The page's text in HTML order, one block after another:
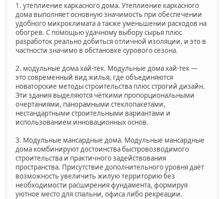
1. утеплиение каркасного дома. Утеплиение каркасного
дома выполняет основную значимость при обеспечении
удобного микроклимата а также уменьшении расходов на
обогрев. С помощью удачному выбору сырья плюс
разработок реально добиться отличной изоляции, и это в
частности значимо в обстановке сурового сезона.
2. модульные дома хай-тек. Модульные дома хай-тек —
это современный вид жилья, где объединяются
новаторские методы строительства плюс строгий дизайн.
Эти здания выделяются чёткими пропорциональными
очертаниями, панорамными стеклопакетами,
нестандартными строительными вариантами и
использованием инновационных основ.
3. Модульные мансардные дома. Модульные мансардные
дома комбинируют достоинства быстровозводимого
строительства и практичного задействования
пространства. Присутствие дополнительного уровня даёт
возможность увеличить жилую территорию без
необходимости расширения фундамента, формируя
уютное место для спальни, офиса либо рекреации.